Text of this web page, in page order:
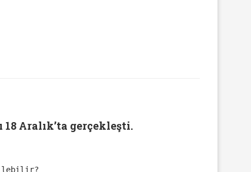
Aralık’ta gerçekleşti.